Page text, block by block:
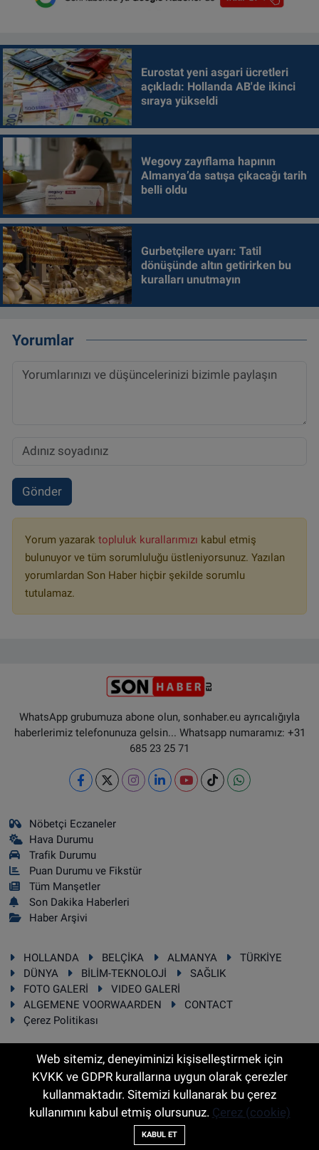
Eurostat yeni asgari ücretleri
açıkladı: Hollanda AB'de ikinci
sıraya yükseldi
Wegovy zayıflama hapının
Almanya’da satışa çıkacağı tarih
belli oldu
Gurbetçilere uyarı: Tatil
dönüşünde altın getirirken bu
kuralları unutmayın
Yorumlar
Gönder
Yorum yazarak topluluk kurallarımızı kabul etmiş
bulunuyor ve tüm sorumluluğu üstleniyorsunuz. Yazılan
yorumlardan Son Haber hiçbir şekilde sorumlu
tutulamaz.
WhatsApp grubumuza abone olun, sonhaber.eu ayrıcalığıyla
haberlerimiz telefonunuza gelsin... Whatsapp numaramız: +31
685 23 25 71
Nöbetçi Eczaneler
Hava Durumu
Trafik Durumu
Puan Durumu ve Fikstür
Tüm Manşetler
Son Dakika Haberleri
Haber Arşivi
HOLLANDA BELÇİKA ALMANYA
TÜRKİYE
DÜNYA
BİLİM-TEKNOLOJİ
SAĞLIK
FOTO GALERİ
VIDEO GALERİ
ALGEMENE VOORWAARDEN
CONTACT
Çerez Politikası
RSS Copyright © 2025 Sonhaber.eu Her hakkı saklıdır.
Haber Yazılımı:TE Bilişim
Web sitemiz, deneyiminizi kişiselleştirmek için
KVKK ve GDPR kurallarına uygun olarak çerezler
kullanmaktadır. Sitemizi kullanarak bu çerez
kullanımını kabul etmiş olursunuz. Çerez (cookie)
KABUL ET